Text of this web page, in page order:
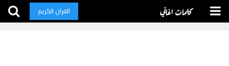
كلمات اغاني القران الكريم